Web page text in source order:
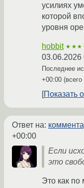
усилиях
которой
уровня
hobbit
03.06.2026
Последнее
+00:00 (всего
Показать
Ответ на:
+00:00
Если
это
Это как по